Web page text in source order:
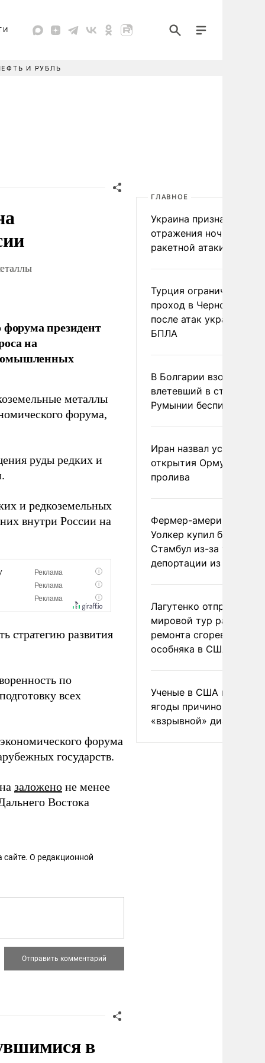
И РУБЛЬ
форума президент
на
металлы
форума,
руды редких и
и редкоземельных
внутри России на
стратегию развития
по
всех
форума
государств.
заложено не менее
Востока
сайте. О редакционной
в
ГЛАВНОЕ
Украина признала
отражения ночной
ракетной атаки
Турция ограничила
проход в Черное море
после атак украинских
БПЛА
В Болгарии взорвался
влетевший в страну из
Румынии беспилотник
Иран назвал условие
открытия Ормузского
пролива
Фермер-американец
Уолкер купил билет в
Стамбул из-за угрозы
депортации из России
Лагутенко отправился в
мировой тур ради
ремонта сгоревшего
особняка в США
Ученые в США назвали
ягоды причиной
«взрывной» диареи